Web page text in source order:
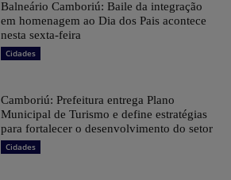
Balneário Camboriú: Baile da integração
em homenagem ao Dia dos Pais acontece
nesta sexta-feira
Cidades
Camboriú: Prefeitura entrega Plano
Municipal de Turismo e define estratégias
para fortalecer o desenvolvimento do setor
Cidades